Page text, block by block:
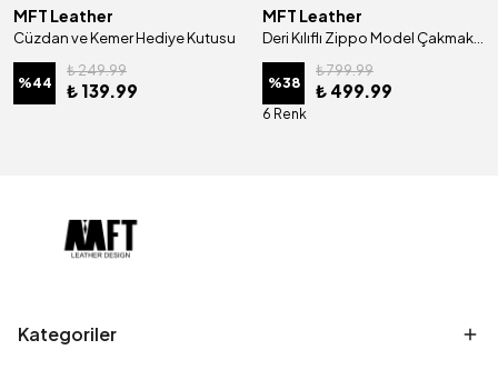
MFT Leather
Cüzdan ve Kemer Hediye Kutusu
%44
₺ 249.99
₺ 139.99
MFT Leather
%38
₺ 799.99
₺ 499.99
6 Renk
Kategoriler